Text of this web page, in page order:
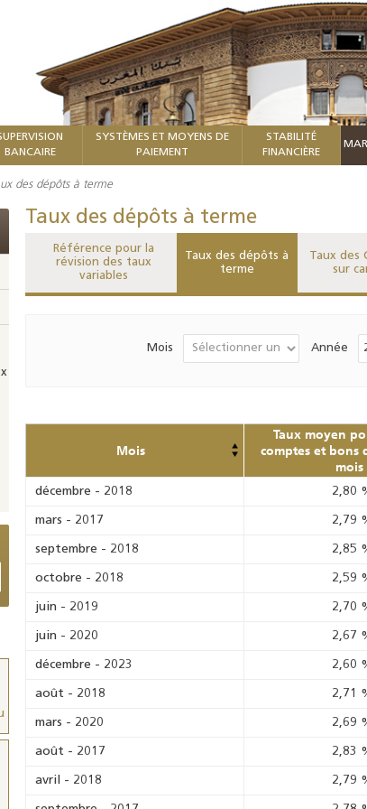
BANCAIRE
SYSTÈMES ET MOYENS DE
PAIEMENT
STABILITÉ
FINANCIÈRE
des dépôts à terme
Taux des dépôts à terme
Référence pour la
révision des taux
variables
Taux des dépôts à
terme
Taux des
sur
Mois Année
Mois
Taux moyen
comptes et bons
mois
décembre - 2018 2,80
mars - 2017 2,79
septembre - 2018 2,85
octobre - 2018 2,59
juin - 2019 2,70
juin - 2020 2,67
décembre - 2023 2,60
août - 2018 2,71
mars - 2020 2,69
août - 2017 2,83
avril - 2018 2,79